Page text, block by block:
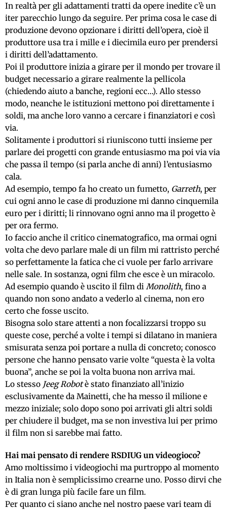
In realtà per gli adattamenti tratti da opere inedite c’è un
iter parecchio lungo da seguire. Per prima cosa le case di
produzione devono opzionare i diritti dell’opera, cioè il
produttore usa tra i mille e i diecimila euro per prendersi
i diritti dell’adattamento.
Poi il produttore inizia a girare per il mondo per trovare il
budget necessario a girare realmente la pellicola
(chiedendo aiuto a banche, regioni ecc…). Allo stesso
modo, neanche le istituzioni mettono poi direttamente i
soldi, ma anche loro vanno a cercare i finanziatori e così
via.
Solitamente i produttori si riuniscono tutti insieme per
parlare dei progetti con grande entusiasmo ma poi via via
che passa il tempo (si parla anche di anni) l’entusiasmo
cala.
Ad esempio, tempo fa ho creato un fumetto, Garreth, per
cui ogni anno le case di produzione mi danno cinquemila
euro per i diritti; li rinnovano ogni anno ma il progetto è
per ora fermo.
Io faccio anche il critico cinematografico, ma ormai ogni
volta che devo parlare male di un film mi rattristo perché
so perfettamente la fatica che ci vuole per farlo arrivare
nelle sale. In sostanza, ogni film che esce è un miracolo.
Ad esempio quando è uscito il film di Monolith, fino a
quando non sono andato a vederlo al cinema, non ero
certo che fosse uscito.
Bisogna solo stare attenti a non focalizzarsi troppo su
queste cose, perché a volte i tempi si dilatano in maniera
smisurata senza poi portare a nulla di concreto; conosco
persone che hanno pensato varie volte “questa è la volta
buona”, anche se poi la volta buona non arriva mai.
Lo stesso Jeeg Robotè stato finanziato all’inizio
esclusivamente da Mainetti, che ha messo il milione e
mezzo iniziale; solo dopo sono poi arrivati gli altri soldi
per chiudere il budget, ma se non investiva lui per primo
il film non si sarebbe mai fatto.
Hai mai pensato di rendere RSDIUG un videogioco?
Amo moltissimo i videogiochi ma purtroppo al momento
in Italia non è semplicissimo crearne uno. Posso dirvi che
è di gran lunga più facile fare un film.
Per quanto ci siano anche nel nostro paese vari team di